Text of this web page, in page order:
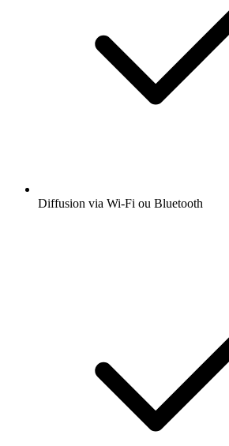
Diffusion via Wi-Fi ou Bluetooth